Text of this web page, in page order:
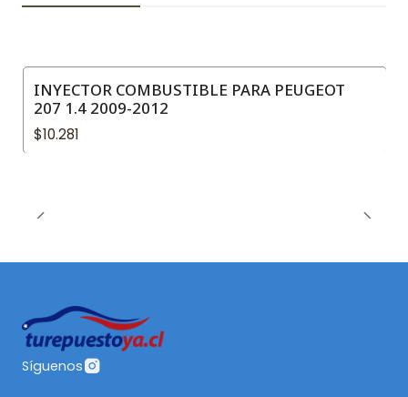
INYECTOR COMBUSTIBLE PARA PEUGEOT
207 1.4 2009-2012
$10.281
Síguenos